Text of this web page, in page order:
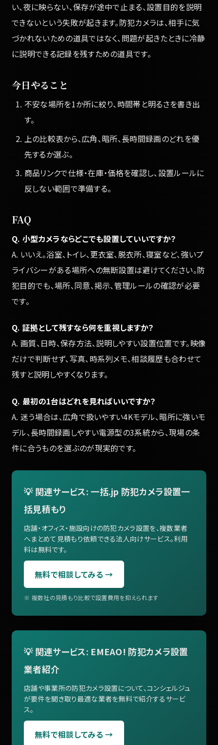
い、夜に映らない、保存が途中で止まる、設置目的を説明
できないという失敗が起きます。防犯カメラは、相手に気
づかれないための道具ではなく、問題が起きたときに冷静
に説明できる記録を残すための道具です。
今日やること
不安な場所を1か所に絞り、時間帯と明るさを書き出
す。
上の比較表から、広角、暗所、長時間録画のどれを優
先するか選ぶ。
商品リンクで仕様・在庫・価格を確認し、設置ルールに
反しない範囲で準備する。
FAQ
Q. 小型カメラならどこでも設置していいですか？
A. いいえ。浴室、トイレ、更衣室、脱衣所、寝室など、強いプ
ライバシーがある場所への無断設置は避けてください。防
犯目的でも、場所、同意、掲示、管理ルールの確認が必要
です。
Q. 証拠として残すなら何を重視しますか？
A. 画質、日時、保存方法、説明しやすい設置位置です。映像
だけで判断せず、写真、時系列メモ、相談履歴も合わせて
残すと説明しやすくなります。
Q. 最初の1台はどれを見ればいいですか？
A. 迷う場合は、広角で扱いやすい4Kモデル、暗所に強いモ
デル、長時間録画しやすい電源型の3系統から、現場の条
件に合うものを選ぶのが現実的です。
💡 関連サービス: 一括.jp 防犯カメラ設置一
括見積もり
店舗・オフィス・施設向けの防犯カメラ設置を、複数業者
へまとめて見積もり依頼できる法人向けサービス。利用
料は無料です。
無料で相談してみる →
※ 複数社の見積もり比較で設置費用を抑えられます
💡 関連サービス: EMEAO! 防犯カメラ設置
業者紹介
店舗や事業所の防犯カメラ設置について、コンシェルジュ
が要件を聞き取り最適な業者を無料で紹介するサービ
ス。
無料で相談してみる →